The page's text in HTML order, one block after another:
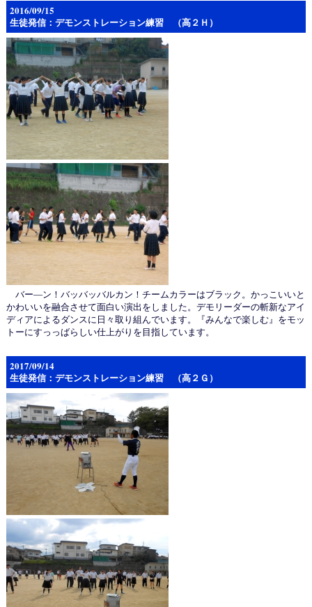
2016/09/15
生徒発信：デモンストレーション練習 （高２Ｈ）
バー—ン！バッバッバルカン！チームカラーはブラック。かっこいいと
かわいいを融合させて面白い演出をしました。デモリーダーの斬新なアイ
ディアによるダンスに日々取り組んでいます。『みんなで楽しむ』をモッ
トーにすっっばらしい仕上がりを目指しています。
2017/09/14
生徒発信：デモンストレーション練習 （高２Ｇ）